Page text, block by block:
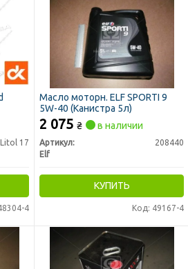
Litol 17
4
Масло моторн. ELF SPORTI 9
5W-40 (Канистра 5л)
2 075 ₴ в наличии
Артикул:
208440
Elf
КУПИТЬ
Код: 49167-4